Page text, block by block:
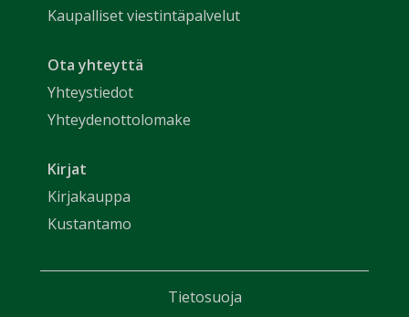
Kaupalliset viestintäpalvelut
Ota yhteyttä
Yhteystiedot
Yhteydenottolomake
Kirjat
Kirjakauppa
Kustantamo
Tietosuoja